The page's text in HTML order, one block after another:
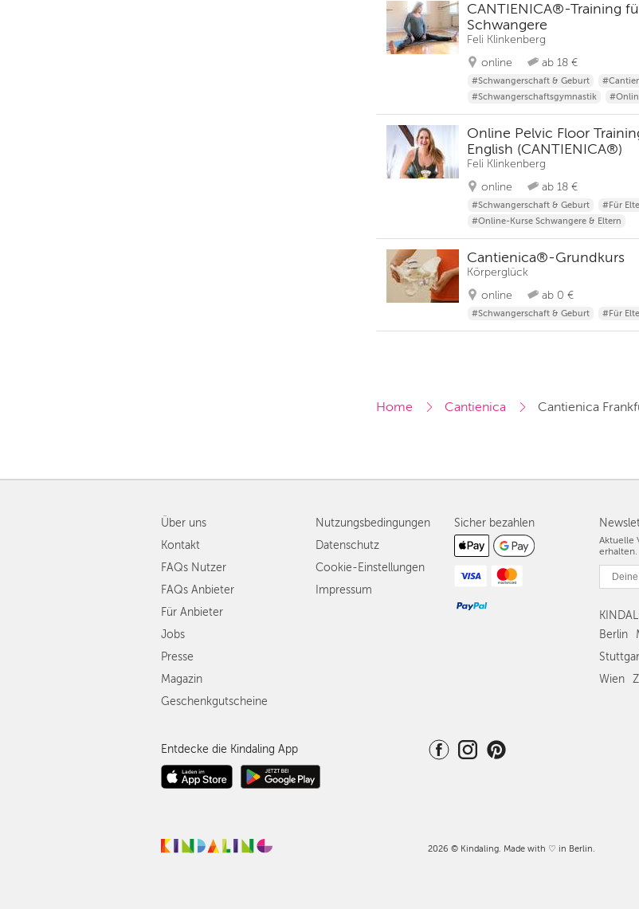
CANTIENICA®-Training
Schwangere
Feli Klinkenberg
online
ab 18 €
#Schwangerschaft & Geburt
#Schwangerschaftsgymnastik
Online Pelvic Floor
English (CANTIENICA®)
Feli Klinkenberg
online
ab 18 €
#Schwangerschaft & Geburt #Für
#Online-Kurse Schwangere & Eltern
Cantienica®-Grundkurs
Körperglück
online
ab 0 €
#Schwangerschaft & Geburt #Für
Home Cantienica Cantienica
Aktuelle
erhalten.
Berlin
Wien
Über uns
Kontakt
FAQs Nutzer
FAQs Anbieter
Für Anbieter
Jobs
Presse
Magazin
Geschenkgutscheine
Nutzungsbedingungen
Datenschutz
Cookie-Einstellungen
Impressum
Sicher bezahlen
Entdecke die Kindaling App
2026 © Kindaling. Made with ♡ in Berlin.